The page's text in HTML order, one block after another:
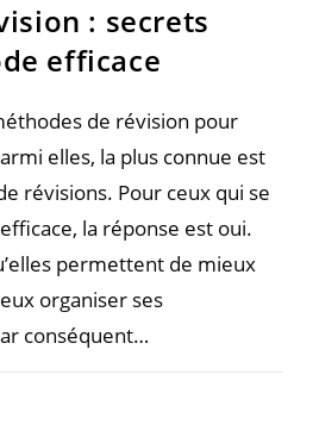
: secrets
efficace
de révision pour
elles, la plus connue est
révisions. Pour ceux qui se
la réponse est oui.
permettent de mieux
organiser ses
conséquent…